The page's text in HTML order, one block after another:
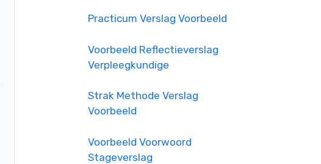
Practicum Verslag Voorbeeld
Voorbeeld Reflectieverslag
Verpleegkundige
Strak Methode Verslag
Voorbeeld
Voorbeeld Voorwoord
Stageverslag